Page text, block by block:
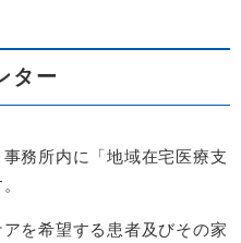
ター
務所内に「地域在宅医療支
を希望する患者及びその家